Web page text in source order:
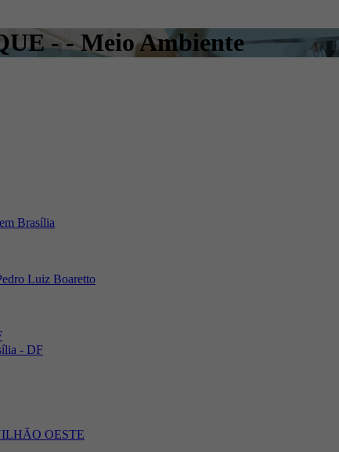
- - Meio Ambiente
Brasília
Luiz Boaretto
- DF
OESTE